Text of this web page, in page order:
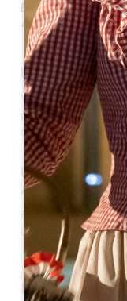
Emilion e a 12
495 abitanti,
UN PO' DI
Vignonet ha
predominante e
del rinomato vino
UN
ACQUA
A sud, Vignonet
attraversata da
I VIGNETI